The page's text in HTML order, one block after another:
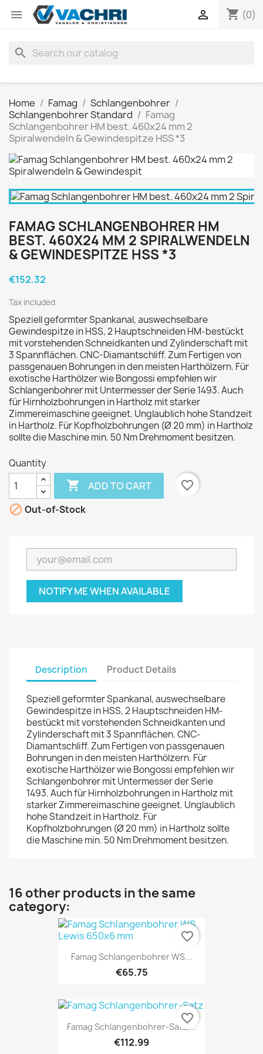
 shopping_cart (0)

search
Home Famag
Schlangenbohrer
Schlangenbohrer Standard
Famag
Schlangenbohrer HM best. 460x24 mm 2
Spiralwendeln & Gewindespitze HSS *3
FAMAG SCHLANGENBOHRER HM
BEST. 460X24 MM 2 SPIRALWENDELN
& GEWINDESPITZE HSS *3
€152.32
Tax included
Speziell geformter Spankanal, auswechselbare
Gewindespitze in HSS, 2 Hauptschneiden HM-bestückt
mit vorstehenden Schneidkanten und Zylinderschaft mit
3 Spannflächen. CNC-Diamantschliff. Zum Fertigen von
passgenauen Bohrungen in den meisten Harthölzern. Für
exotische Harthölzer wie Bongossi empfehlen wir
Schlangenbohrer mit Untermesser der Serie 1493. Auch
für Hirnholzbohrungen in Hartholz mit starker
Zimmereimaschine geeignet. Unglaublich hohe Standzeit
in Hartholz. Für Kopfholzbohrungen (Ø 20 mm) in Hartholz
sollte die Maschine min. 50 Nm Drehmoment besitzen.
Quantity
 ADD TO CART
favorite_border
 Out-of-Stock
NOTIFY ME WHEN AVAILABLE
Description Product Details
Speziell geformter Spankanal, auswechselbare
Gewindespitze in HSS, 2 Hauptschneiden HM-
bestückt mit vorstehenden Schneidkanten und
Zylinderschaft mit 3 Spannflächen. CNC-
Diamantschliff. Zum Fertigen von passgenauen
Bohrungen in den meisten Harthölzern. Für
exotische Harthölzer wie Bongossi empfehlen wir
Schlangenbohrer mit Untermesser der Serie
1493. Auch für Hirnholzbohrungen in Hartholz mit
starker Zimmereimaschine geeignet. Unglaublich
hohe Standzeit in Hartholz. Für
Kopfholzbohrungen (Ø 20 mm) in Hartholz sollte
die Maschine min. 50 Nm Drehmoment besitzen.
16 other products in the same
category:
Famag Schlangenbohrer WS...
€65.75
favorite_border
Famag Schlangenbohrer-Satz,...
€112.99
favorite_border